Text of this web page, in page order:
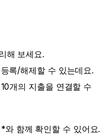
해 보세요.
록/해제할 수 있는데요.
개의 지출을 연결할 수
와 함께 확인할 수 있어요.